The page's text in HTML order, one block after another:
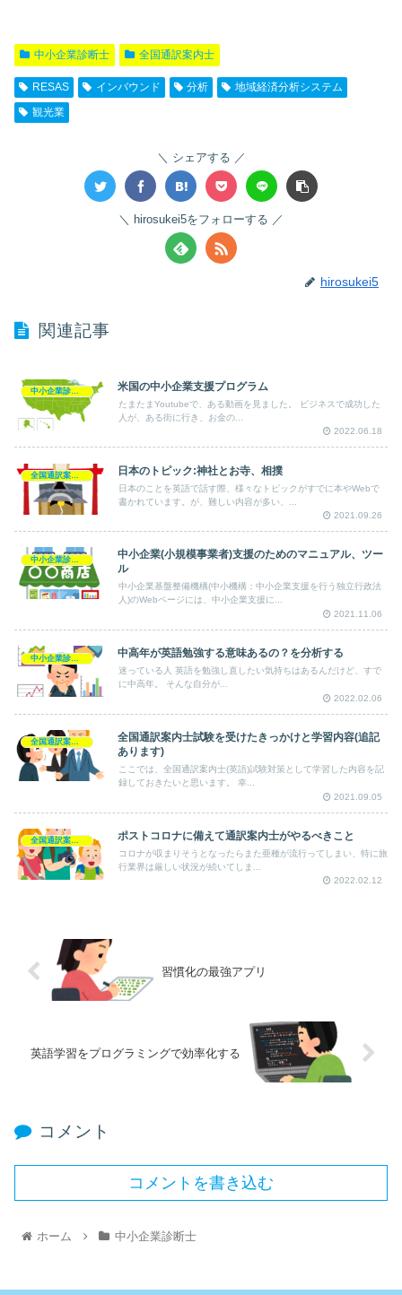
中小企業診断士 全国通訳案内士
RESAS インバウンド 分析
地域経済分析システム
観光業
シェアする
hirosukei5をフォローする
hirosukei5
関連記事
米国の中小企業支援プログラム
たまたまYoutubeで、ある動画を見ました。 ビジネスで成功した
人が、ある街に行き、お金の...
2022.06.18
日本のトピック:神社とお寺、相撲
日本のことを英語で話す際、様々なトピックがすでに本やWebで
書かれています。が、難しい内容が多い、...
2021.09.26
中小企業(小規模事業者)支援のためのマニュアル、ツー
ル
中小企業基盤整備機構(中小機構：中小企業支援を行う独立行政法
人)のWebページには、中小企業支援に...
2021.11.06
中高年が英語勉強する意味あるの？を分析する
迷っている人 英語を勉強し直したい気持ちはあるんだけど、すで
に中高年。 そんな自分が...
2022.02.06
全国通訳案内士
全国通訳案内士試験を受けたきっかけと学習内容(追記
あります)
ここでは、全国通訳案内士(英語)試験対策として学習した内容を記
録しておきたいと思います。 幸...
2021.09.05
全国通訳案内士 ポストコロナに備えて通訳案内士がやるべきこと
コロナが収まりそうとなったらまた亜種が流行ってしまい、特に旅
行業界は厳しい状況が続いてしま...
2022.02.12
習慣化の最強アプリ
英語学習をプログラミングで効率化する
コメント
コメントを書き込む
ホーム 中小企業診断士